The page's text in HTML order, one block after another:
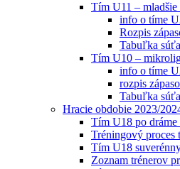
Tím U11 –
info o tíme
Rozpis
Tabuľka
Tím U10 –
info o tíme
rozpis
Tabuľka
Hracie obdobie 2023/
Tím U18 po
Tréningový
Tím U18
Zoznam trénerov